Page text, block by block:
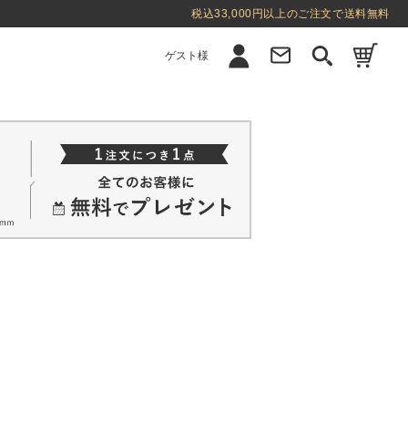
税込33,000円以上のご注文で送料無料
ゲスト様